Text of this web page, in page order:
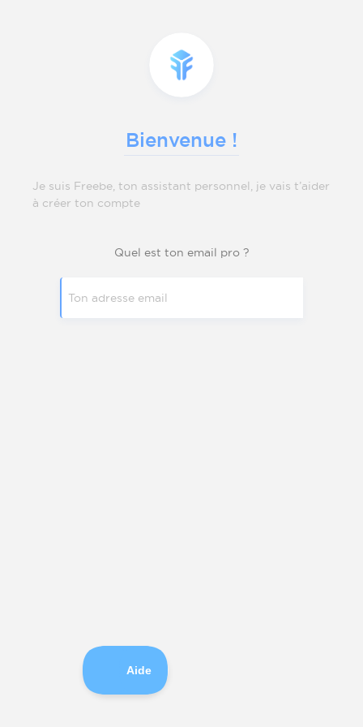
Bienvenue !
Je suis Freebe, ton assistant personnel, je vais t’aider
à créer ton compte
Quel est ton email pro ?